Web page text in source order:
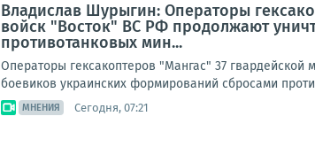
Владислав Шурыгин: Операторы
войск "Восток" ВС РФ продолжают
противотанковых мин...
Операторы гексакоптеров "Мангас" 37
боевиков украинских формирований сбросами
МНЕНИЯ Сегодня, 07:21